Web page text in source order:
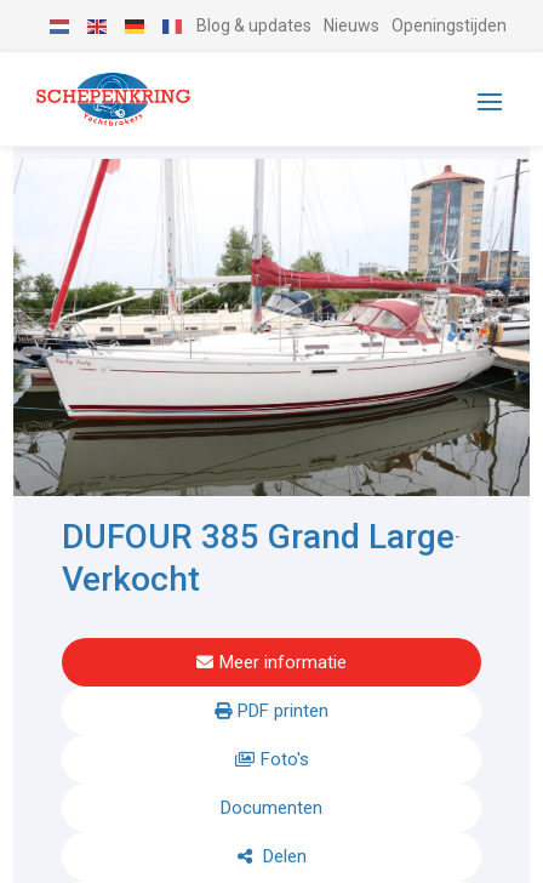
Blog & updates Nieuws Openingstijden
DUFOUR 385 Grand Large-
Verkocht
Meer informatie
PDF printen
Foto's
Documenten
Delen